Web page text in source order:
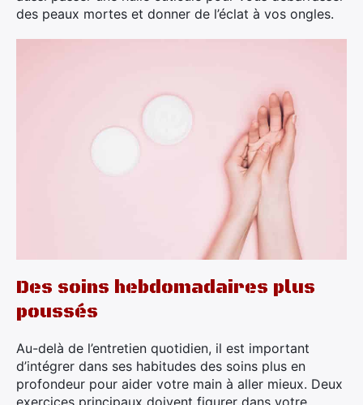
des peaux mortes et donner de l’éclat à vos ongles.
Des soins hebdomadaires plus
poussés
Au-delà de l’entretien quotidien, il est important
d’intégrer dans ses habitudes des soins plus en
profondeur pour aider votre main à aller mieux. Deux
exercices principaux doivent figurer dans votre